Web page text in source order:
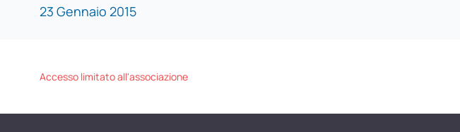
23 Gennaio 2015
Accesso limitato all'associazione